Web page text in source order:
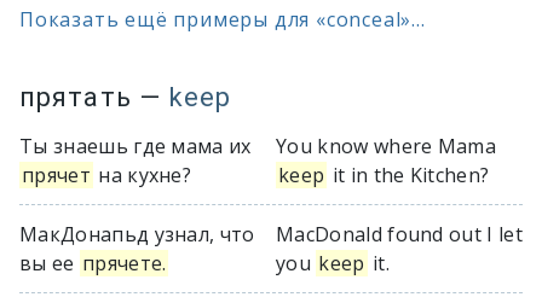
Показать ещё примеры для «conceal»...
прятать — keep
Ты знаешь где мама их
прячет на кухне?
You know where Mama
keep it in the Kitchen?
МакДонапьд узнал, что
вы ее прячете.
MacDonald found out I let
you keep it.